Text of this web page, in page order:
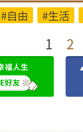
#自由 #生活
1 2